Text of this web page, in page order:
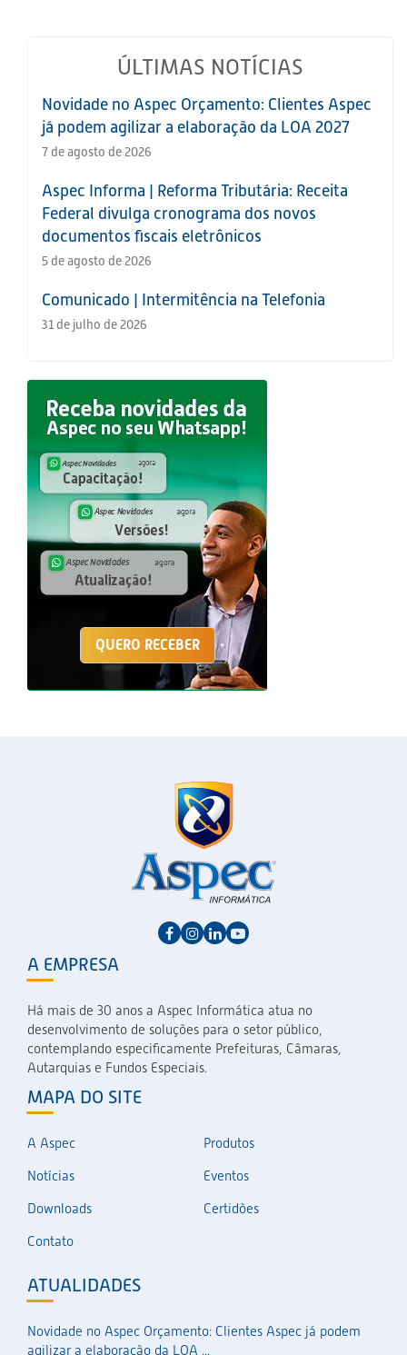
ÚLTIMAS NOTÍCIAS
Novidade no Aspec Orçamento: Clientes Aspec
já podem agilizar a elaboração da LOA 2027
7 de agosto de 2026
Aspec Informa | Reforma Tributária: Receita
Federal divulga cronograma dos novos
documentos fiscais eletrônicos
5 de agosto de 2026
Comunicado | Intermitência na Telefonia
31 de julho de 2026
QUERO RECEBER
A EMPRESA
Há mais de 30 anos a Aspec Informática atua no
desenvolvimento de soluções para o setor público,
contemplando especificamente Prefeituras, Câmaras,
Autarquias e Fundos Especiais.
MAPA DO SITE
A Aspec
Produtos
Notícias
Eventos
Downloads
Certidões
Contato
ATUALIDADES
Novidade no Aspec Orçamento: Clientes Aspec já podem
agilizar a elaboração da LOA ...